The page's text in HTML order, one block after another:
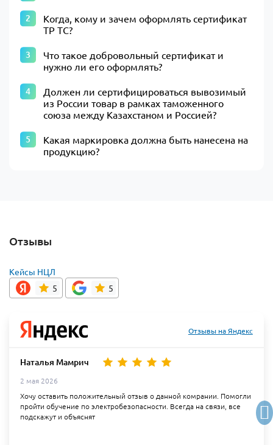
Когда, кому и зачем оформлять сертификат
ТР ТС?
Что такое добровольный сертификат и
нужно ли его оформлять?
Должен ли сертифицироваться вывозимый
из России товар в рамках таможенного
союза между Казахстаном и Россией?
Какая маркировка должна быть нанесена на
продукцию?
Отзывы
Кейсы НЦЛ
5
5
Отзывы на Яндекс
Наталья Мамрич
2 мая 2026
Хочу оставить положительный отзыв о данной комрании. Помогли
пройти обучение по электробезопасности. Всегда на связи, все
подскажут и объяснят